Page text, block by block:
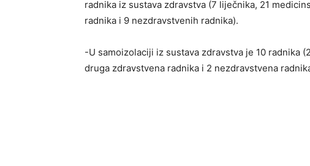
radnika iz sustava zdravstva (7 liječnika, 21
radnika i 9 nezdravstvenih radnika).
-U samoizolaciji iz sustava zdravstva je 10 radnika
druga zdravstvena radnika i 2 nezdravstvena